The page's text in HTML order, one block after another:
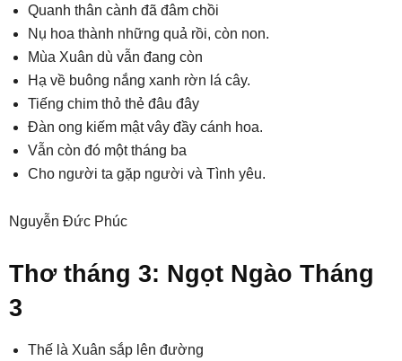
Quanh thân cành đã đâm chồi
Nụ hoa thành những quả rồi, còn non.
Mùa Xuân dù vẫn đang còn
Hạ về buông nắng xanh rờn lá cây.
Tiếng chim thỏ thẻ đâu đây
Đàn ong kiếm mật vây đầy cánh hoa.
Vẫn còn đó một tháng ba
Cho người ta gặp người và Tình yêu.
Nguyễn Đức Phúc
Thơ tháng 3: Ngọt Ngào Tháng
3
Thế là Xuân sắp lên đường